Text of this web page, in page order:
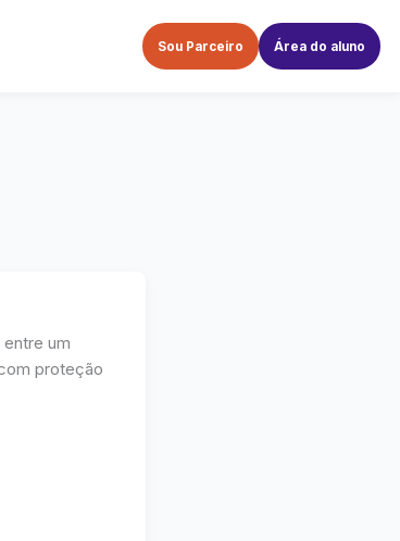
Sou Parceiro Área do aluno
um
proteção